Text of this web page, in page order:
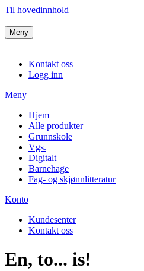
Til hovedinnhold
Meny
Kontakt oss
Logg inn
Meny
Hjem
Alle produkter
Grunnskole
Vgs.
Digitalt
Barnehage
Fag- og skjønnlitteratur
Konto
Kundesenter
Kontakt oss
En, to... is!